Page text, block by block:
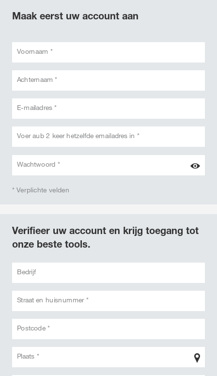
Maak eerst uw account aan
Voornaam *
Achternaam *
E-mailadres *
Voer aub 2 keer hetzelfde emailadres in *
Wachtwoord *
* Verplichte velden
Verifieer uw account en krijg toegang tot
onze beste tools.
Bedrijf
Straat en huisnummer *
Postcode *
Plaats *